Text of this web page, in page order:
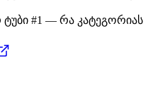
#1 — რა კატეგორიას